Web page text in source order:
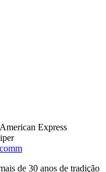
de 30 anos de tradição